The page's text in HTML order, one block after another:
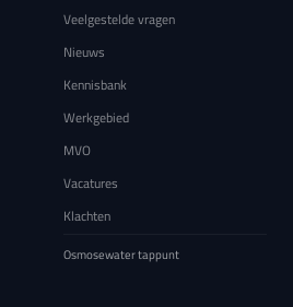
Veelgestelde vragen
Nieuws
Kennisbank
Werkgebied
MVO
Vacatures
Klachten
Osmosewater tappunt